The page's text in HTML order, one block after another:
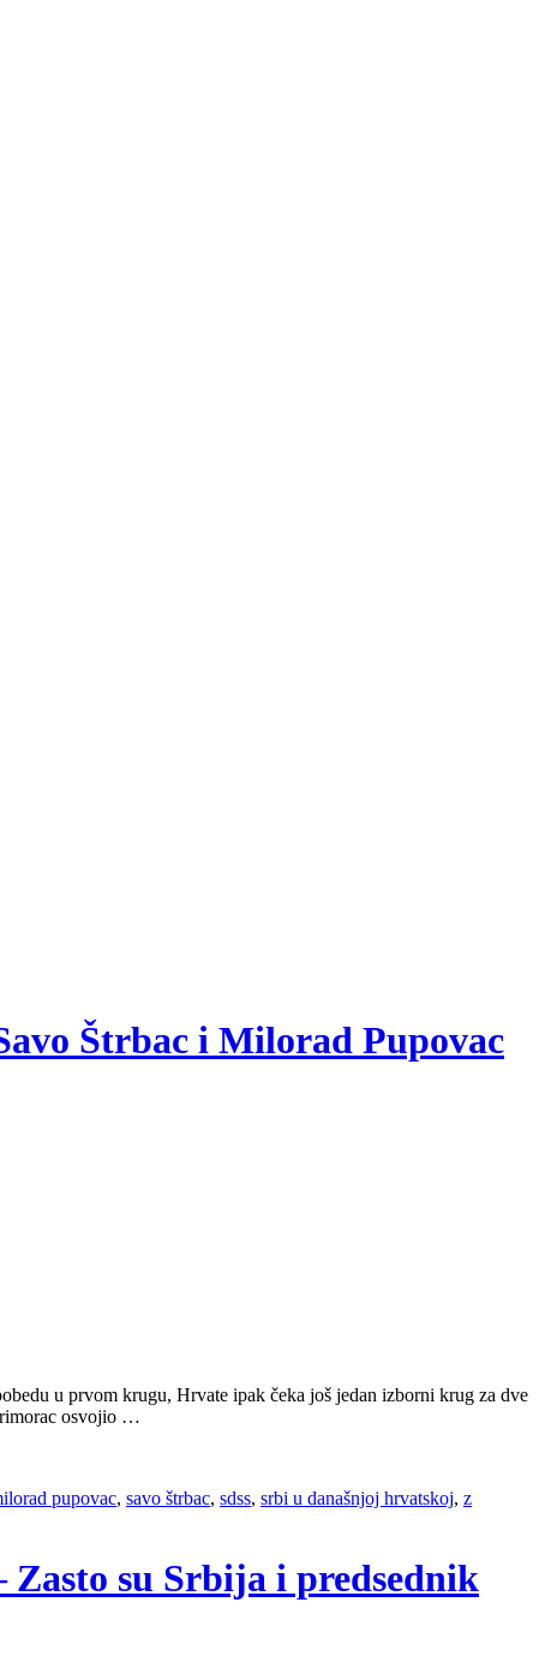
Štrbac i Milorad Pupovac
u prvom krugu, Hrvate ipak čeka još jedan izborni krug za dve
osvojio …
pupovac, savo štrbac, sdss, srbi u današnjoj hrvatskoj, z
su Srbija i predsednik